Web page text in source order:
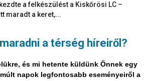
a térség híreiről?
és mi hetente küldünk Önnek egy
napok legfontosabb eseményeiről a
a felkészülést a Kiskőrösi LC –
maradt a keret,...
a kontinens a...
05